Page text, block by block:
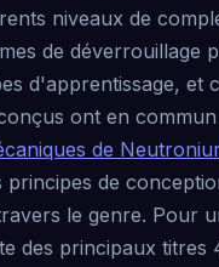
niveaux de
de déverrouillage
d'apprentissage, et
ont en
de
de
le genre. Pour
des principaux titres